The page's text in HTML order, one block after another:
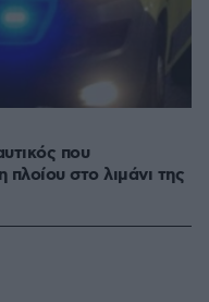
που
στο λιμάνι της